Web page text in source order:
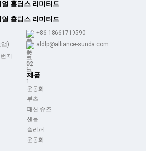
홀딩스 리미티드
홀딩스 리미티드
+86-18661719590
)
aldlp@alliance-sunda.com
지
제품
운동화
부츠
패션 슈즈
샌들
슬리퍼
운동화